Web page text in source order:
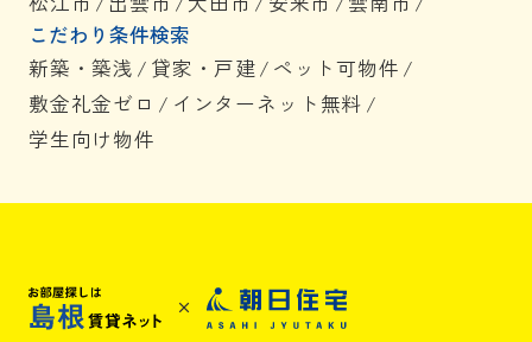
こだわり条件検索
新築・築浅 / 貸家・戸建/ ペット可物件 /
敷金礼金ゼロ / インターネット無料 /
学生向け物件